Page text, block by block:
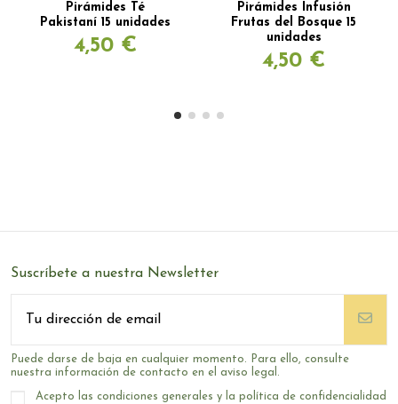
Pirámides Té
Pakistaní 15 unidades
4,50 €
Pirámides Infusión
Frutas del Bosque 15
unidades
4,50 €
Suscríbete a nuestra Newsletter
Puede darse de baja en cualquier momento. Para ello, consulte
nuestra información de contacto en el aviso legal.
Acepto las condiciones generales y la política de confidencialidad